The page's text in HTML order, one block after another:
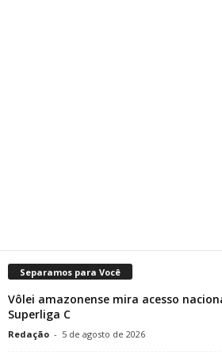
Separamos para Você
Vôlei amazonense mira acesso
Superliga C
Redação - 5 de agosto de 2026